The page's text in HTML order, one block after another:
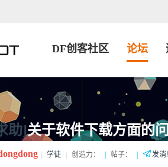
DF创客社区 论坛
助]关于软件下载方面的
学徒 创造力： 帖子： 发消